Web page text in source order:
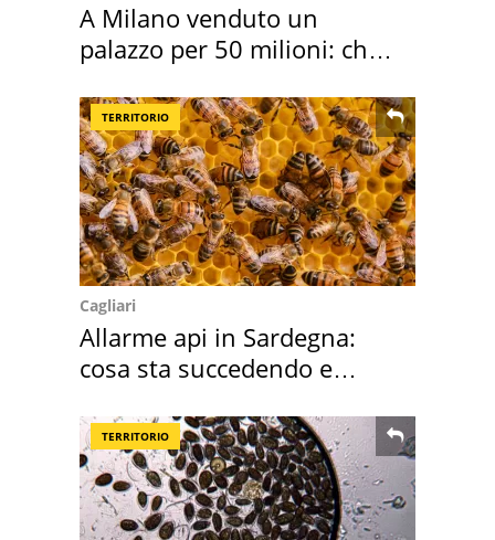
A Milano venduto un
palazzo per 50 milioni: chi
TERRITORIO
Cagliari
Allarme api in Sardegna:
cosa sta succedendo e
TERRITORIO